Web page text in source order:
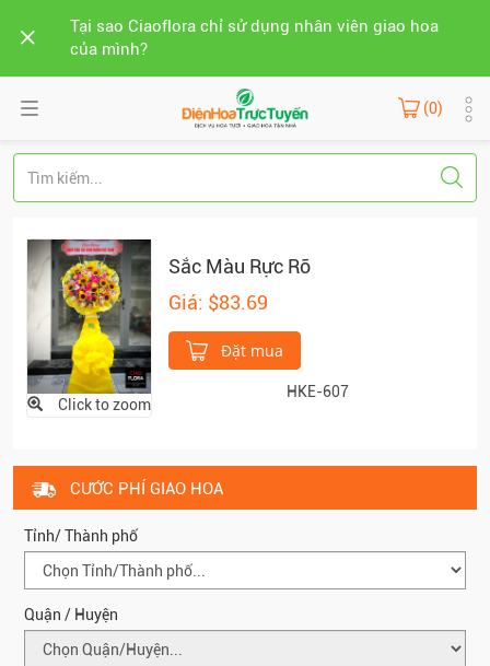
Tại sao Ciaoflora chỉ sử dụng nhân viên giao hoa
của mình?
(0)
Click to zoom
Sắc Màu Rực Rỡ
Giá: $83.69
Đặt mua
HKE-607
CƯỚC PHÍ GIAO HOA
Tỉnh/ Thành phố
Quận / Huyện